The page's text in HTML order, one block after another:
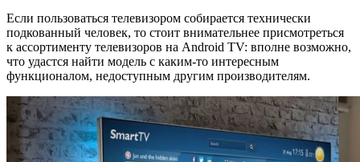
Если пользоваться телевизором собирается технически
подкованный человек, то стоит внимательнее присмотреться
к ассортименту телевизоров на Android TV: вполне возможно,
что удастся найти модель с каким-то интересным
функционалом, недоступным другим производителям.